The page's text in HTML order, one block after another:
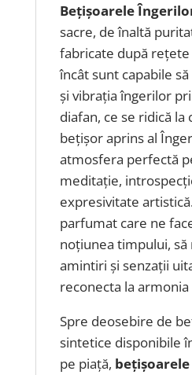
Bețișoarele
sacre, de înaltă
fabricate după
încât sunt capabile
și vibrația îngerilor
diafan, ce se ridică la
bețișor aprins al
atmosfera perfectă
meditație,
expresivitate
parfumat care ne
noțiunea timpului,
amintiri și senzații
reconecta la
Spre deosebire de
sintetice disponibile
pe piață,